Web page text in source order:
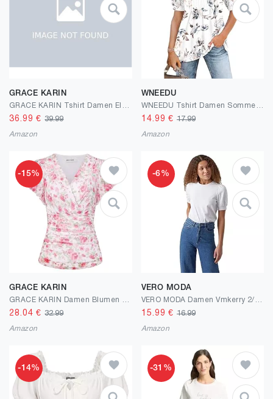
GRACE KARIN
36.99 €39.99
Amazon
WNEEDU
14.99 € 17.99
Amazon
-15%
GRACE KARIN
28.04 €32.99
Amazon
-6%
VERO MODA
15.99 € 16.99
Amazon
-14% -31%